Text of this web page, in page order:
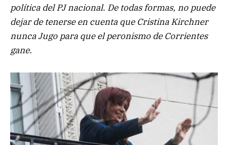
política del PJ nacional. De todas formas, no puede
dejar de tenerse en cuenta que Cristina Kirchner
nunca Jugo para que el peronismo de Corrientes
gane.